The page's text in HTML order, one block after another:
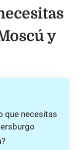
y
que necesitas